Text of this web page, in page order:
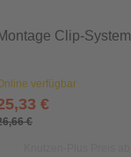
Montage Clip-System
verfügbar
€
€